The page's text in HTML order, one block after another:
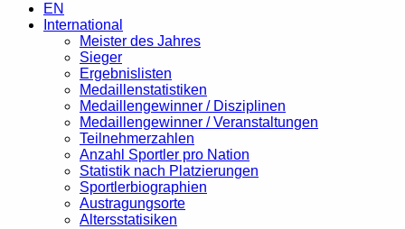
EN
International
Meister des Jahres
Sieger
Ergebnislisten
Medaillenstatistiken
Medaillengewinner / Disziplinen
Medaillengewinner / Veranstaltungen
Teilnehmerzahlen
Anzahl Sportler pro Nation
Statistik nach Platzierungen
Sportlerbiographien
Austragungsorte
Altersstatisiken